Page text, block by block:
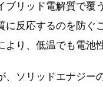
ブリッド電解質で覆
に反応するのを防ぐ
より、低温でも電池
、ソリッドエナジー